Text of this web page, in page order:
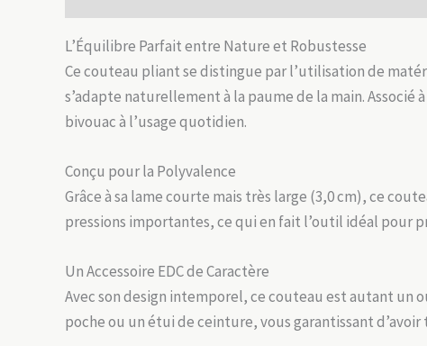
L’Équilibre Parfait entre Nature et Robustesse
Ce couteau pliant se distingue par l’utilisation de
s’adapte naturellement à la paume de la main.
bivouac à l’usage quotidien.
Conçu pour la Polyvalence
Grâce à sa lame courte mais très large (3,0 cm), ce
pressions importantes, ce qui en fait l’outil idéal pour
Un Accessoire EDC de Caractère
Avec son design intemporel, ce couteau est autant un
poche ou un étui de ceinture, vous garantissant